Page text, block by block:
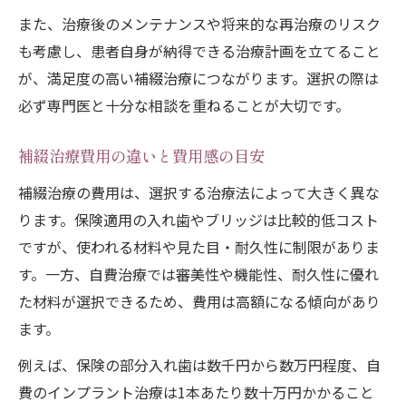
また、治療後のメンテナンスや将来的な再治療のリスク
も考慮し、患者自身が納得できる治療計画を立てること
が、満足度の高い補綴治療につながります。選択の際は
必ず専門医と十分な相談を重ねることが大切です。
補綴治療費用の違いと費用感の目安
補綴治療の費用は、選択する治療法によって大きく異な
ります。保険適用の入れ歯やブリッジは比較的低コスト
ですが、使われる材料や見た目・耐久性に制限がありま
す。一方、自費治療では審美性や機能性、耐久性に優れ
た材料が選択できるため、費用は高額になる傾向があり
ます。
例えば、保険の部分入れ歯は数千円から数万円程度、自
費のインプラント治療は1本あたり数十万円かかること